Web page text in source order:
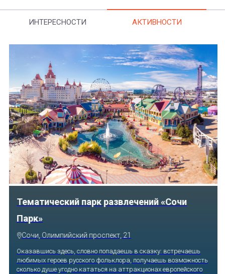
ИНТЕРЕСНОСТИ АКТИВНОСТИ
Тематический парк развлечений «Сочи
Парк»
Сочи, Олимпийский проспект, 21
Оказавшись здесь, словно попадаешь в сказку: встречаешь
любимых героев русского фольклора, получаешь возможность
сколько душе угодно кататься на аттракционах европейского